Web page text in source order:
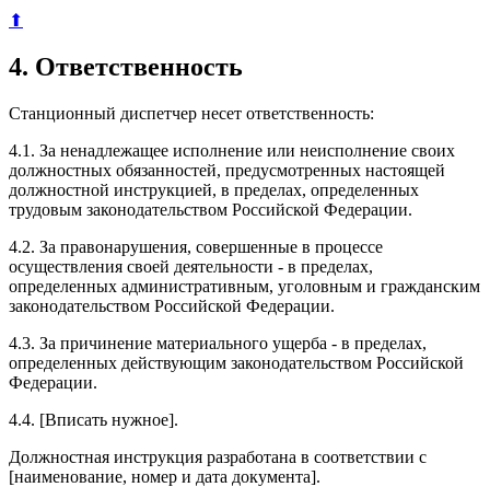
⬆
4. Ответственность
Станционный диспетчер несет ответственность:
4.1. За ненадлежащее исполнение или неисполнение своих
должностных обязанностей, предусмотренных настоящей
должностной инструкцией, в пределах, определенных
трудовым законодательством Российской Федерации.
4.2. За правонарушения, совершенные в процессе
осуществления своей деятельности - в пределах,
определенных административным, уголовным и гражданским
законодательством Российской Федерации.
4.3. За причинение материального ущерба - в пределах,
определенных действующим законодательством Российской
Федерации.
4.4. [Вписать нужное].
Должностная инструкция разработана в соответствии с
[наименование, номер и дата документа].